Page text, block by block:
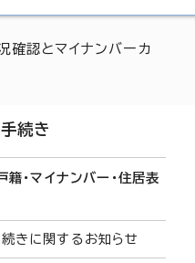
確認とマイナンバーカ
手続き
籍・マイナンバー・住居表
きに関するお知らせ